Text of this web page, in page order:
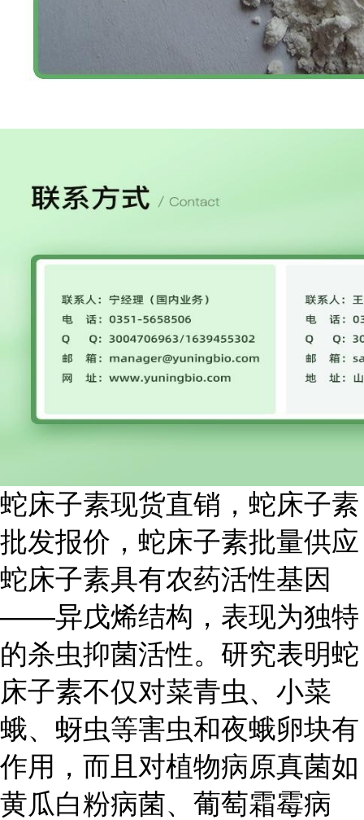
蛇床子素现货直销，蛇床子素
批发报价，蛇床子素批量供应
蛇床子素具有农药活性基因
——异戊烯结构，表现为独特
的杀虫抑菌活性。研究表明蛇
床子素不仅对菜青虫、小菜
蛾、蚜虫等害虫和夜蛾卵块有
作用，而且对植物病原真菌如
黄瓜白粉病菌、葡萄霜霉病